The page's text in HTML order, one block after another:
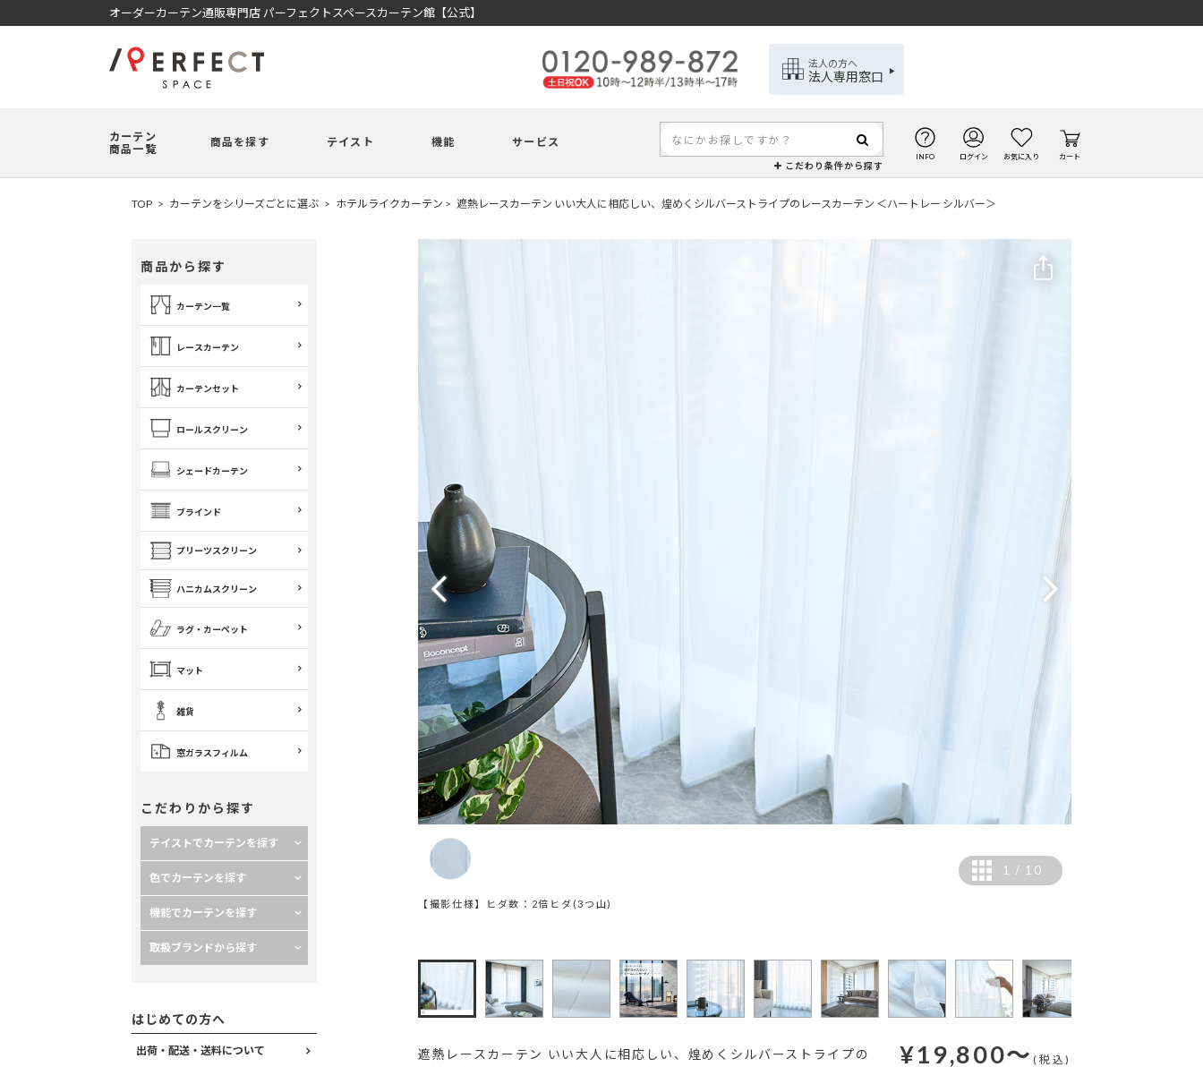
オーダーカーテン通販専門店 パーフェクトスペースカーテン館【公式】
法人の方へ
法人専用窓口
カーテン
商品一覧
商品を探す テイスト 機能 サービス
こだわり条件から探す
INFO ログイン お気に入り カート
TOP カーテンをシリーズごとに選ぶ ホテルライクカーテン 遮熱レースカーテン いい大人に相応しい、煌めくシルバーストライプのレースカーテン ＜ハートレー シルバー＞
商品から探す
カーテン一覧
レースカーテン
カーテンセット
ロールスクリーン
シェードカーテン
ブラインド
プリーツスクリーン
ハニカムスクリーン
ラグ・カーペット
マット
雑貨
窓ガラスフィルム
こだわりから探す
テイストでカーテンを探す
色でカーテンを探す
機能でカーテンを探す
取扱ブランドから探す
はじめての方へ
出荷・配送・送料について
【撮影仕様】ヒダ数：2倍ヒダ(3つ山)
1 / 10
遮熱レースカーテン いい大人に相応しい、煌めくシルバーストライプの
¥19,800～(税込)